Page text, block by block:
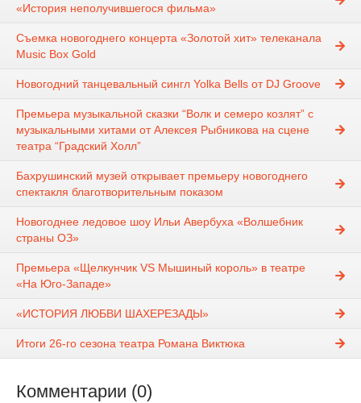
«История неполучившегося фильма»
Съемка новогоднего концерта «Золотой хит» телеканала
Music Box Gold
Новогодний танцевальный сингл Yolka Bells от DJ Groove
Премьера музыкальной сказки “Волк и семеро козлят” с
музыкальными хитами от Алексея Рыбникова на сцене
театра “Градский Холл”
Бахрушинский музей открывает премьеру новогоднего
спектакля благотворительным показом
Новогоднее ледовое шоу Ильи Авербуха «Волшебник
страны ОЗ»
Премьера «Щелкунчик VS Мышиный король» в театре
«На Юго-Западе»
«ИСТОРИЯ ЛЮБВИ ШАХЕРЕЗАДЫ»
Итоги 26-го сезона театра Романа Виктюка
Комментарии (0)